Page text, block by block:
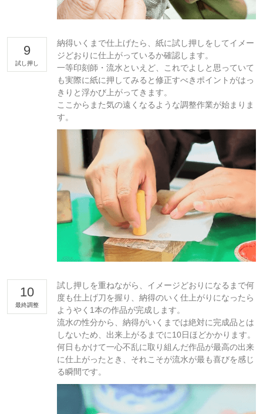
9
試し押し
納得いくまで仕上げたら、紙に試し押しをしてイメー
ジどおりに仕上がっているか確認します。
一等印刻師・流水といえど、これでよしと思っていて
も実際に紙に押してみると修正すべきポイントがはっ
きりと浮かび上がってきます。
ここからまた気の遠くなるような調整作業が始まりま
す。
10
最終調整
試し押しを重ねながら、イメージどおりになるまで何
度も仕上げ刀を握り、納得のいく仕上がりになったら
ようやく1本の作品が完成します。
流水の性分から、納得がいくまでは絶対に完成品とは
しないため、出来上がるまでに10日ほどかかります。
何日もかけて一心不乱に取り組んだ作品が最高の出来
に仕上がったとき、それこそが流水が最も喜びを感じ
る瞬間です。